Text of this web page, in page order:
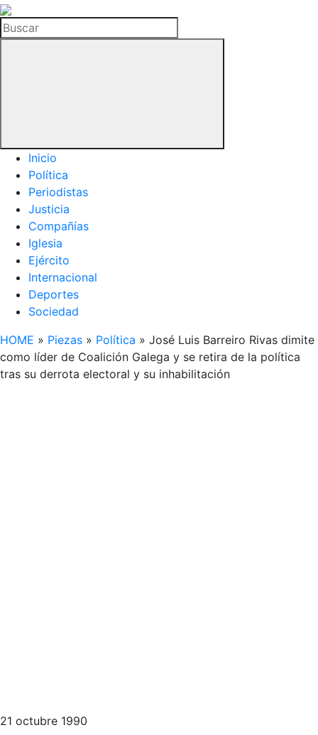
La
Hemeroteca
del
Buscar
Inicio
Política
Periodistas
Justicia
Compañías
Iglesia
Ejército
Internacional
Deportes
Sociedad
HOME » Piezas » Política » José Luis Barreiro Rivas dimite
como líder de Coalición Galega y se retira de la política
tras su derrota electoral y su inhabilitación
21 octubre 1990